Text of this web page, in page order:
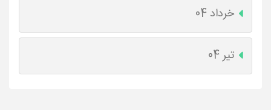
خرداد 04
تیر 04